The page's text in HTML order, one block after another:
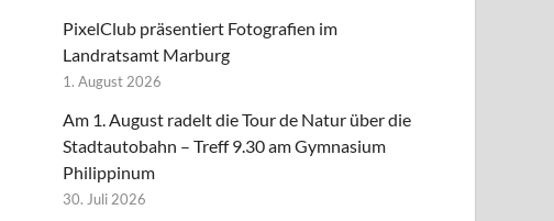
PixelClub präsentiert Fotografien im
Landratsamt Marburg
1. August 2026
Am 1. August radelt die Tour de Natur über die
Stadtautobahn – Treff 9.30 am Gymnasium
Philippinum
30. Juli 2026